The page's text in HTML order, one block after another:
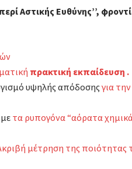
Αστικής Ευθύνης’’,
πρακτική εκπαίδευση .
υψηλής απόδοσηςγια
τα ρυπογόνα “αόρατα
μέτρηση της ποιότητας